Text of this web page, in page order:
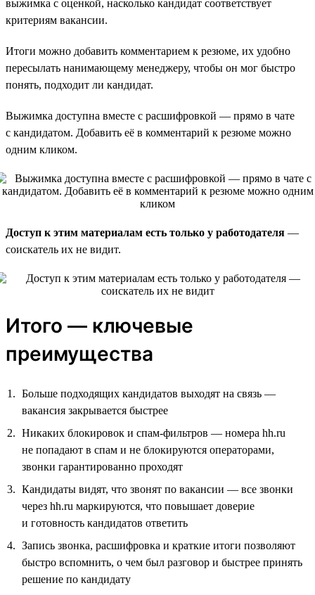
выжимка с оценкой, насколько кандидат соответствует
критериям вакансии.
Итоги можно добавить комментарием к резюме, их удобно
пересылать нанимающему менеджеру, чтобы он мог быстро
понять, подходит ли кандидат.
Выжимка доступна вместе с расшифровкой — прямо в чате
с кандидатом. Добавить её в комментарий к резюме можно
одним кликом.
Доступ к этим материалам есть только у работодателя —
соискатель их не видит.
Итого — ключевые
преимущества
Больше подходящих кандидатов выходят на связь —
вакансия закрывается быстрее
Никаких блокировок и спам-фильтров — номера hh.ru
не попадают в спам и не блокируются операторами,
звонки гарантированно проходят
Кандидаты видят, что звонят по вакансии — все звонки
через hh.ru маркируются, что повышает доверие
и готовность кандидатов ответить
Запись звонка, расшифровка и краткие итоги позволяют
быстро вспомнить, о чем был разговор и быстрее принять
решение по кандидату